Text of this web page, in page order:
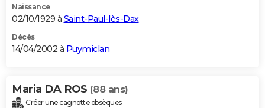
Naissance
02/10/1929 à Saint-Paul-lès-Dax
Décès
14/04/2002 à Puymiclan
Maria DA ROS (88 ans)
Créer une cagnotte obsèques